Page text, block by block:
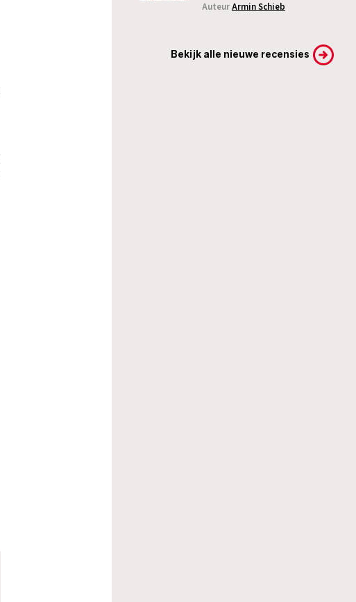
AuteurArmin Schieb
Bekijk alle nieuwe recensies